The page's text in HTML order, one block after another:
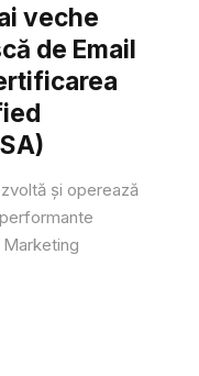
veche
de Email
și operează